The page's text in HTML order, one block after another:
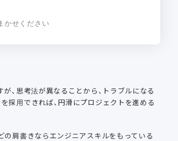
かせください
、思考法が異なることから、トラブルになる
採用できれば、円滑にプロジェクトを進める
の肩書きならエンジニアスキルをもっている